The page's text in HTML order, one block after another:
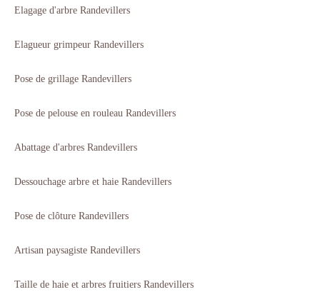
Elagage d'arbre Randevillers
Elagueur grimpeur Randevillers
Pose de grillage Randevillers
Pose de pelouse en rouleau Randevillers
Abattage d'arbres Randevillers
Dessouchage arbre et haie Randevillers
Pose de clôture Randevillers
Artisan paysagiste Randevillers
Taille de haie et arbres fruitiers Randevillers